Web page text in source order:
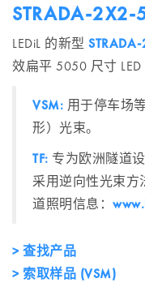
STRADA-
LEDiL 的新型
效扁平 5050 尺寸 LED
VSM: 用于停车场
形）光束。
TF: 专为欧洲隧道
采用逆向性光束方
道照明信息：
> 查找产品
> 索取样品 (VSM)